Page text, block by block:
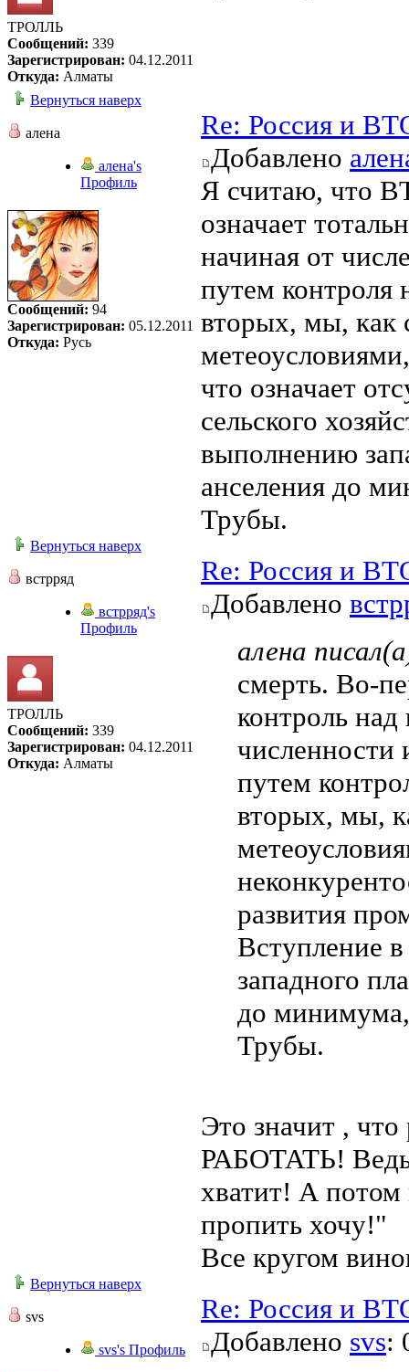
ТРОЛЛЬ
Сообщений: 339
Зарегистрирован: 04.12.2011
Откуда: Алматы
Вернуться наверх
алена
алена's
Профиль
Сообщений: 94
Зарегистрирован: 05.12.2011
Откуда: Русь
Re: Россия и
Добавлено
Я считаю, что
означает
начиная от
путем контроля
вторых, мы, как
что означает
сельского
выполнению
анселения до
Трубы.
Вернуться наверх
встрряд
встрряд's
Профиль
ТРОЛЛЬ
Сообщений: 339
Зарегистрирован: 04.12.2011
Откуда: Алматы
Re: Россия и
Добавлено
алена
смерть. Во-
контроль
численности
путем
вторых, мы,
развития
Вступление
западного
до
Трубы.
Это значит ,
РАБОТАТЬ! Ведь
хватит! А
пропить хочу!"
Все кругом
Вернуться наверх
svs
svs's Профиль
Re: Россия и
Добавлено svs: